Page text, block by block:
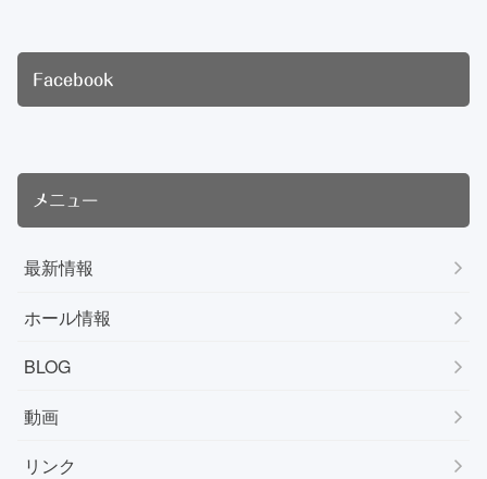
Facebook
メニュー
最新情報
ホール情報
BLOG
動画
リンク